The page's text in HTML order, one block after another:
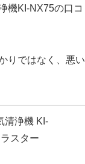
機KI-NX75の口
りではなく、悪
清浄機 KI-
スター